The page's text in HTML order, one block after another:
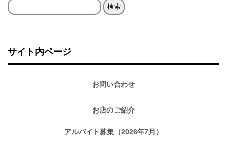
検
サイト内ページ
お問い合わせ
お店のご紹介
アルバイト募集（2026年7月）